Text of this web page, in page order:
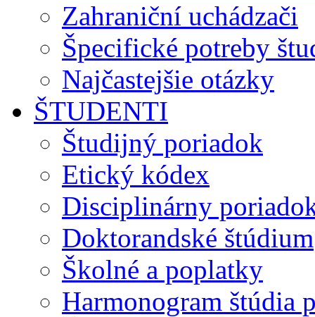
Zahraniční uchádzači
Špecifické potreby
Najčastejšie otázky
ŠTUDENTI
Študijný poriadok
Etický kódex
Disciplinárny
Doktorandské štúdium
Školné a poplatky
Harmonogram štúdia